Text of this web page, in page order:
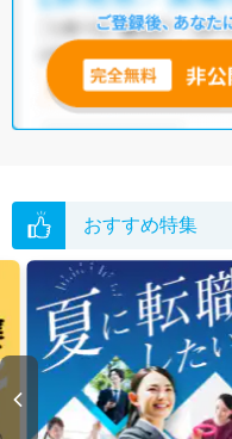
おすすめ特集